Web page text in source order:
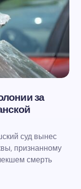
за
суд вынес
признанному
смерть